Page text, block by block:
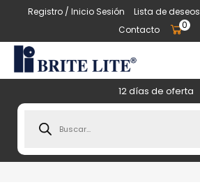
Registro / Inicio Sesión Lista de deseos
Contacto
0
12 días de oferta
search